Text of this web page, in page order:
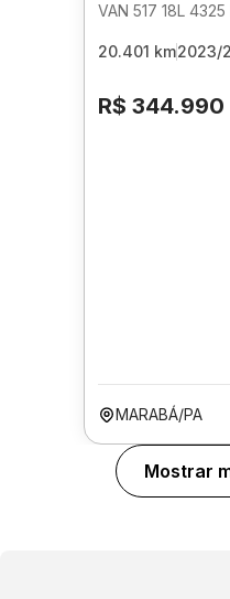
VAN 517 18L
20.401 km2023/
R$ 344.990
MARABÁ/PA
Mostrar